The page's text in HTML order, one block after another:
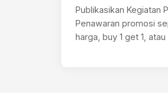
Publikasikan Kegiatan
Penawaran promosi
harga, buy 1 get 1,